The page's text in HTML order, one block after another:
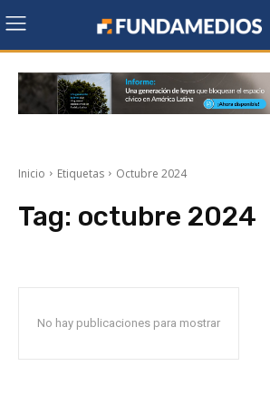
Inicio Etiquetas Octubre 2024
Tag: octubre 2024
No hay publicaciones para mostrar